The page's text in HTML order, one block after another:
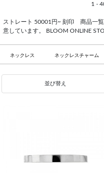
1 -
ストレート 50001円~ 刻印 商品一
意しています。 BLOOM ONLINE
ネックレス ネックレスチャーム
並び替え